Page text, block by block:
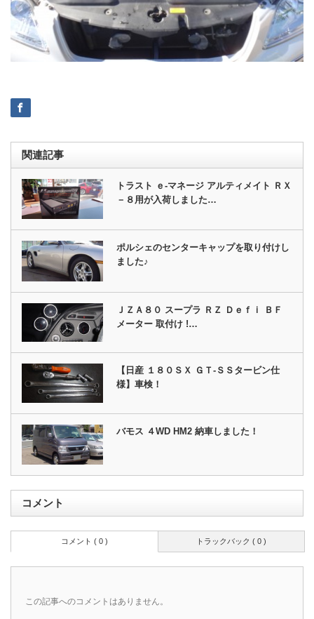
関連記事
トラスト ｅ‐マネージ アルティメイト ＲＸ
－８用が入荷しました…
ポルシェのセンターキャップを取り付けし
ました♪
ＪＺＡ８０ スープラ ＲＺ Ｄｅｆｉ ＢＦ
メーター 取付け !…
【日産 １８０ＳＸ ＧＴ‐ＳＳタービン仕
様】車検！
バモス ４WD HM2 納車しました！
コメント
トラックバック ( 0 )
コメント ( 0 )
この記事へのコメントはありません。